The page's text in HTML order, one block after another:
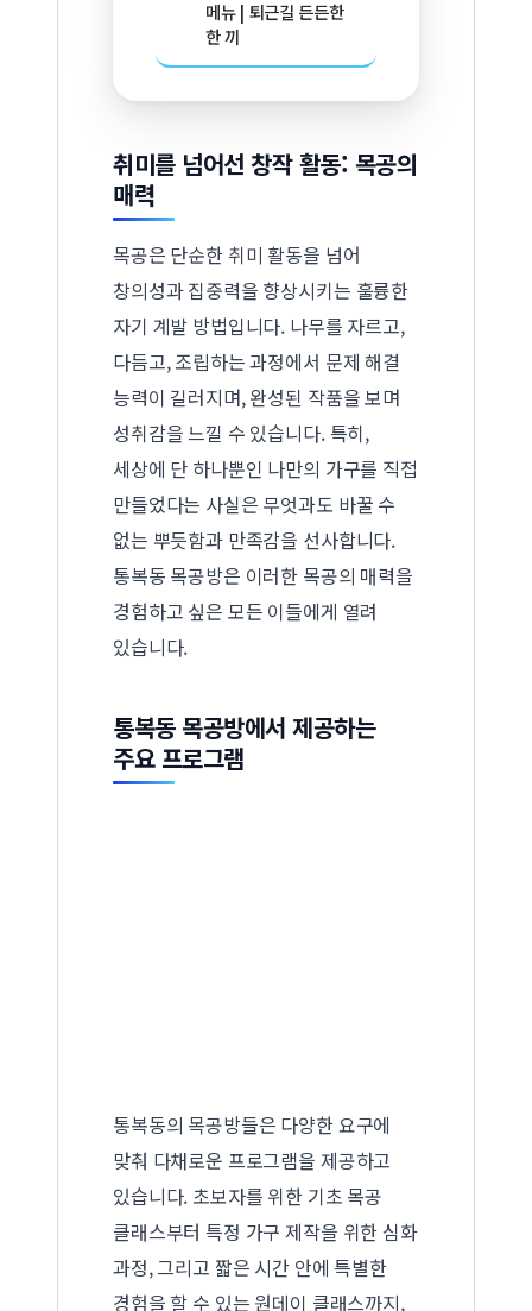
메뉴 | 퇴근길 든든한
한 끼
취미를 넘어선 창작 활동: 목공의
매력
목공은 단순한 취미 활동을 넘어
창의성과 집중력을 향상시키는 훌륭한
자기 계발 방법입니다. 나무를 자르고,
다듬고, 조립하는 과정에서 문제 해결
능력이 길러지며, 완성된 작품을 보며
성취감을 느낄 수 있습니다. 특히,
세상에 단 하나뿐인 나만의 가구를 직접
만들었다는 사실은 무엇과도 바꿀 수
없는 뿌듯함과 만족감을 선사합니다.
통복동 목공방은 이러한 목공의 매력을
경험하고 싶은 모든 이들에게 열려
있습니다.
통복동 목공방에서 제공하는
주요 프로그램
통복동의 목공방들은 다양한 요구에
맞춰 다채로운 프로그램을 제공하고
있습니다. 초보자를 위한 기초 목공
클래스부터 특정 가구 제작을 위한 심화
과정, 그리고 짧은 시간 안에 특별한
경험을 할 수 있는 원데이 클래스까지,